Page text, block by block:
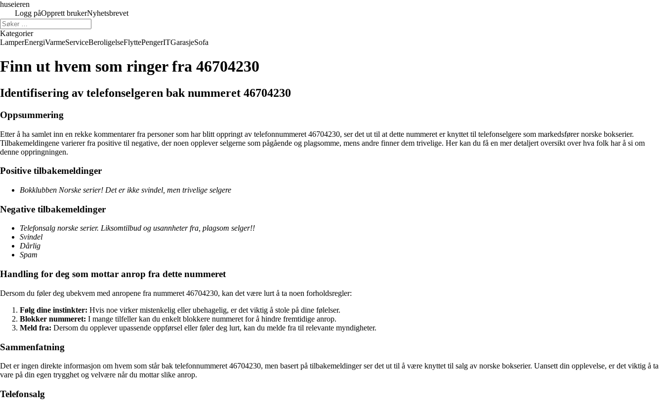
huseieren
Logg påOpprett brukerNyhetsbrevet
Kategorier
LamperEnergiVarmeServiceBeroligelseFlyttePengerITGarasjeSofa
Finn ut hvem som ringer fra 46704230
Identifisering av telefonselgeren bak nummeret 46704230
Oppsummering
Etter å ha samlet inn en rekke kommentarer fra personer som har blitt oppringt av telefonnummeret 46704230, ser det ut til at dette nummeret er knyttet til telefonselgere som markedsfører norske bokserier.
Tilbakemeldingene varierer fra positive til negative, der noen opplever selgerne som pågående og plagsomme, mens andre finner dem trivelige. Her kan du få en mer detaljert oversikt over hva folk har å si om
denne oppringningen.
Positive tilbakemeldinger
Bokklubben Norske serier! Det er ikke svindel, men trivelige selgere
Negative tilbakemeldinger
Telefonsalg norske serier. Liksomtilbud og usannheter fra, plagsom selger!!
Svindel
Dårlig
Spam
Handling for deg som mottar anrop fra dette nummeret
Dersom du føler deg ubekvem med anropene fra nummeret 46704230, kan det være lurt å ta noen forholdsregler:
Følg dine instinkter: Hvis noe virker mistenkelig eller ubehagelig, er det viktig å stole på dine følelser.
Blokker nummeret: I mange tilfeller kan du enkelt blokkere nummeret for å hindre fremtidige anrop.
Meld fra: Dersom du opplever upassende oppførsel eller føler deg lurt, kan du melde fra til relevante myndigheter.
Sammenfatning
Det er ingen direkte informasjon om hvem som står bak telefonnummeret 46704230, men basert på tilbakemeldinger ser det ut til å være knyttet til salg av norske bokserier. Uansett din opplevelse, er det viktig å ta
vare på din egen trygghet og velvære når du mottar slike anrop.
Telefonsalg